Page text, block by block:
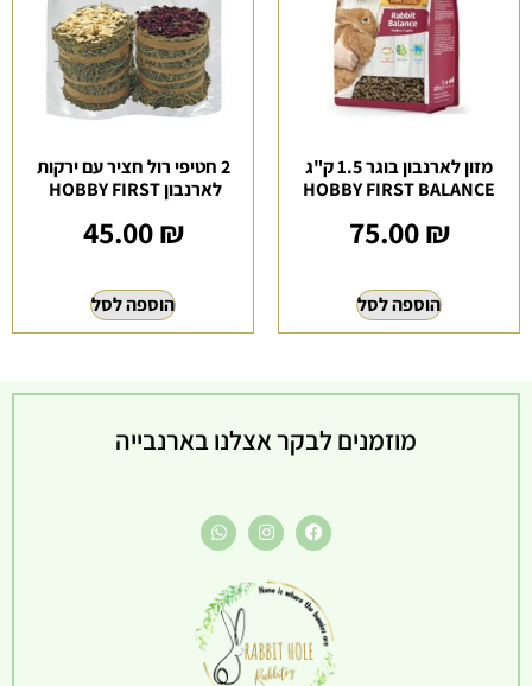
מזון לארנבון בוגר 1.5 ק"ג
HOBBY FIRST BALANCE
75.00₪
הוספה לסל
2 חטיפי רול חציר עם ירקות
לארנבון HOBBY FIRST
45.00₪
הוספה לסל
מוזמנים לבקר אצלנו בארנבייה